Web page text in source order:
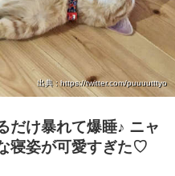
出典 : https://twitter.com/puuuutttyo
だけ暴れて爆睡♪ ニャ
寝姿が可愛すぎた♡